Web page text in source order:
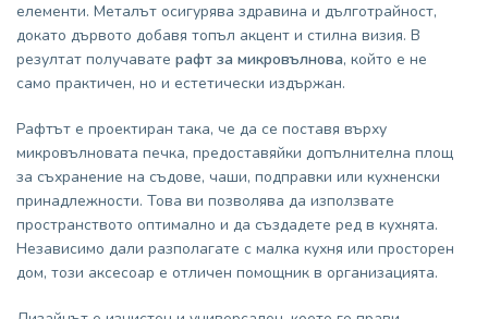
елементи. Металът осигурява здравина и дълготрайност,
докато дървото добавя топъл акцент и стилна визия. В
резултат получавате рафт за микровълнова, който е не
само практичен, но и естетически издържан.
Рафтът е проектиран така, че да се поставя върху
микровълновата печка, предоставяйки допълнителна площ
за съхранение на съдове, чаши, подправки или кухненски
принадлежности. Това ви позволява да използвате
пространството оптимално и да създадете ред в кухнята.
Независимо дали разполагате с малка кухня или просторен
дом, този аксесоар е отличен помощник в организацията.